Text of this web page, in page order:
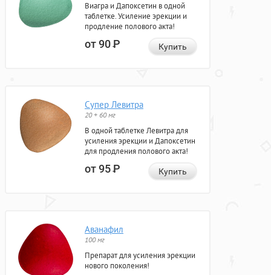
Виагра и Дапоксетин в одной
таблетке. Усиление эрекции и
продление полового акта!
от 90Р Купить
Супер Левитра
20 + 60 мг
В одной таблетке Левитра для
усиления эрекции и Дапоксетин
для продления полового акта!
от 95Р Купить
Аванафил
100 мг
Препарат для усиления эрекции
нового поколения!